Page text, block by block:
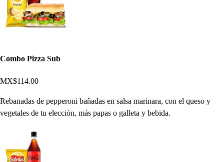
Combo Pizza Sub
MX$114.00
Rebanadas de pepperoni bañadas en salsa marinara, con el queso y
vegetales de tu elección, más papas o galleta y bebida.